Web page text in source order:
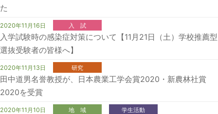
た
2020年11月16日 入 試
入学試験時の感染症対策について【11月21日（土）学校推薦型
選抜受験者の皆様へ】
2020年11月13日 研究
田中道男名誉教授が、日本農業工学会賞2020・新農林社賞
2020を受賞
2020年11月10日 地 域 学生活動